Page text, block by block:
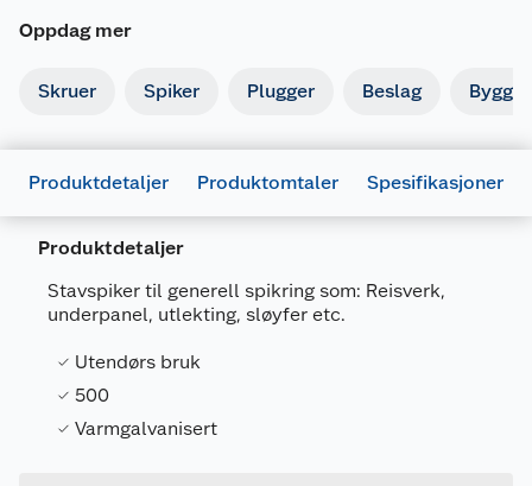
Oppdag mer
Skruer Spiker Plugger Beslag
Produktdetaljer Produktomtaler Spesifikasjoner
Produktdetaljer
Stavspiker til generell spikring som: Reisverk,
underpanel, utlekting, sløyfer etc.
Utendørs bruk
500
Varmgalvanisert
Generelt
Artikkelnummer
Leverandørens artikkelnummer
Forpakningsmål
Bruttovekt